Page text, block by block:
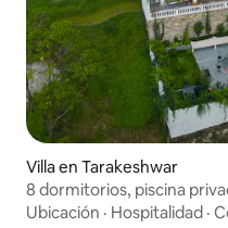
Villa en Tarakeshwar
8 dormitorios, piscina
Ubicación · Hospitalidad ·